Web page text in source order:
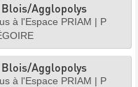
Agglopolys
à l'Espace PRIAM | P
Agglopolys
à l'Espace PRIAM | P